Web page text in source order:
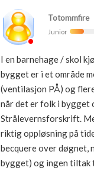
Totommfire
Junior
I en barnehage / skol
bygget er i et område
(ventilasjon PÅ) og
når det er folk i bygget
Strålevernsforskrift.
riktig oppløsning på
becquere over døgnet,
bygget) og ingen tiltak